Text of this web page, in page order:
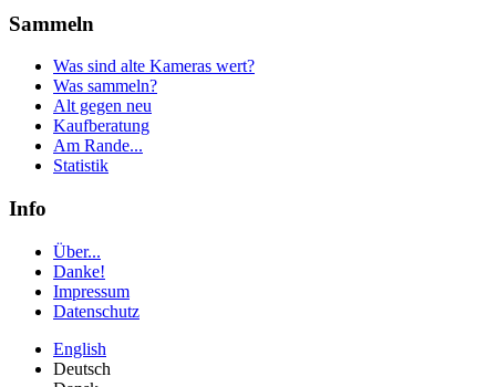
Sammeln
Was sind alte Kameras wert?
Was sammeln?
Alt gegen neu
Kaufberatung
Am Rande...
Statistik
Info
Über...
Danke!
Impressum
Datenschutz
English
Deutsch